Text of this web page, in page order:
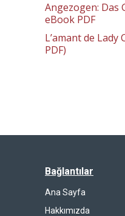
Angezogen: Das
eBook PDF
L’amant de Lady
PDF)
Bağlantılar
Ana Sayfa
Hakkımızda